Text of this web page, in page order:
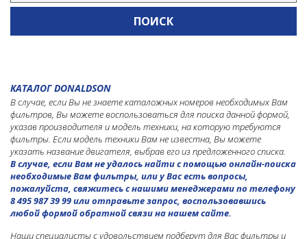
KOMATSU
NISSAN
SCANIA
TOYOTA
VOLKSWAGEN
VOLVO
КАТАЛОГ DONALDSON
В случае, если Вы не знаете каталожных номеров необходимых Вам
фильтров, Вы можете воспользоваться для поиска данной формой,
указав производителя и модель техники, на которую требуются
фильтры. Если модель техники Вам не известна, Вы можете
указать название двигателя, выбрав его из предложенного списка.
В случае, если Вам не удалось найти с помощью онлайн-поиска
необходимые Вам фильтры, или у Вас есть вопросы,
пожалуйста, свяжитесь с нашими менеджерами по телефону
8 495 987 39 99 или отправьте запрос, воспользовавшись
любой формой обратной связи на нашем сайте.
Наши специалисты с удовольствием подберут для Вас фильтры и